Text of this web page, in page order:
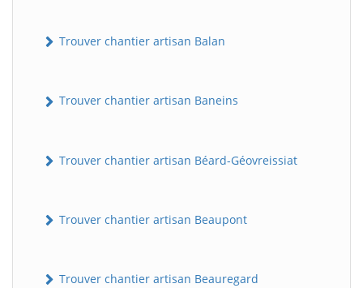
Trouver chantier artisan Balan
Trouver chantier artisan Baneins
Trouver chantier artisan Béard-Géovreissiat
Trouver chantier artisan Beaupont
Trouver chantier artisan Beauregard